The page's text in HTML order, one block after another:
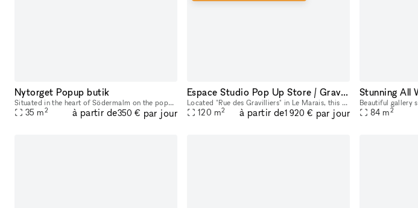
Nytorget Popup butik
Situated in the heart of Södermalm on the popular street of Skånegatan, this boutique offers the perfect opportunity for you to showcase your brand. This store is fully equipped with access to displa
35 m2 à partir de350 € par jour
Espace Studio Pop Up Store / Gravilliers
Located "Rue des Gravilliers" in Le Marais, this brand new 120m2 space will be ideal for artistic exhibitions, shows, photo shoots, events or clothing showrooms in particular. It has a 15m2 basement
120 m2 à partir de1 920 € par jour
Stunning All
84 m2